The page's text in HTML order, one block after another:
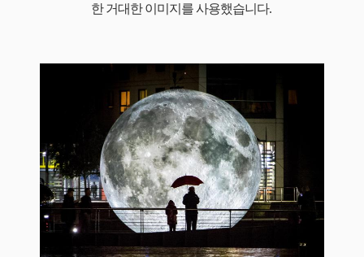
한 거대한 이미지를 사용했습니다.